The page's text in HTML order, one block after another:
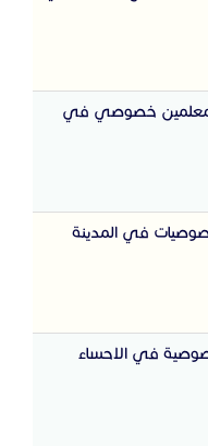
خصوصي في
في المدينة
في الاحساء